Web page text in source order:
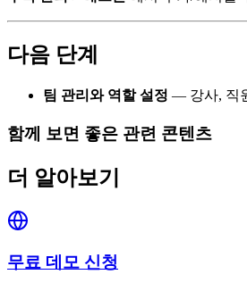
다음 단계
팀 관리와 역할 설정 — 강사, 직
함께 보면 좋은 관련 콘텐츠
더 알아보기
무료 데모 신청